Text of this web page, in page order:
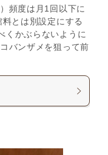
頻度は月1回以下に
とは別設定にする
くかぶらないように
ンザメを狙って前